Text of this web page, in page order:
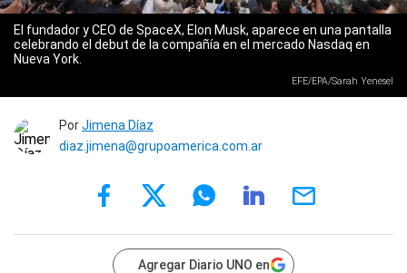
El fundador y CEO de SpaceX, Elon Musk, aparece en una pantalla
celebrando el debut de la compañía en el mercado Nasdaq en
Nueva York.
EFE/EPA/Sarah Yenesel
PorJimena Díaz
diaz.jimena@grupoamerica.com.ar
Agregar Diario UNO en